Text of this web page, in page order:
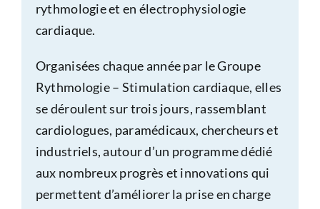
rythmologie et en électrophysiologie
cardiaque.
Organisées chaque année par le Groupe
Rythmologie – Stimulation cardiaque, elles
se déroulent sur trois jours, rassemblant
cardiologues, paramédicaux, chercheurs et
industriels, autour d’un programme dédié
aux nombreux progrès et innovations qui
permettent d’améliorer la prise en charge